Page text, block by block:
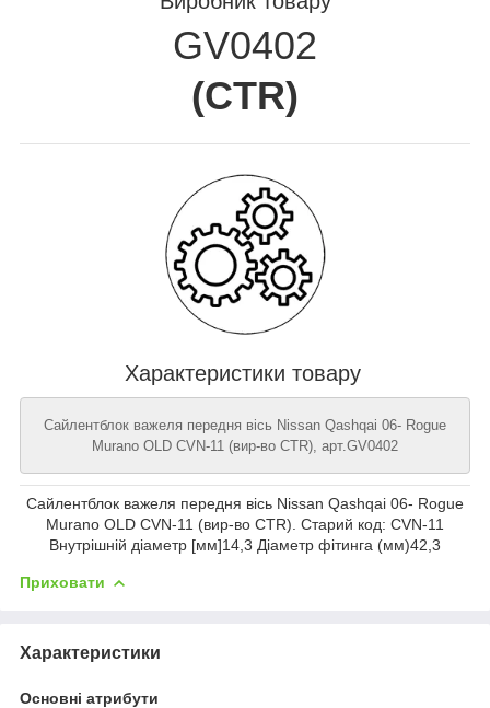
GV0402
(CTR)
Характеристики товару
Сайлентблок важеля передня вісь Nissan Qashqai 06- Rogue
Murano OLD CVN-11 (вир-во CTR), арт.GV0402
Сайлентблок важеля передня вісь Nissan Qashqai 06- Rogue
Murano OLD CVN-11 (вир-во CTR). Старий код: CVN-11
Внутрішній діаметр [мм]14,3 Діаметр фітинга (мм)42,3
Приховати
Характеристики
Основні атрибути